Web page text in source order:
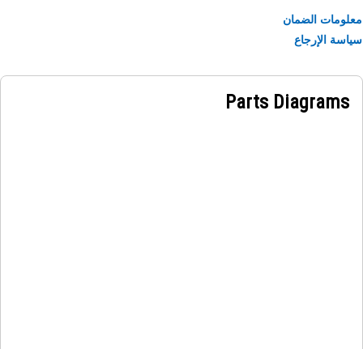
الضمان
الإرجاع
Parts Diagrams